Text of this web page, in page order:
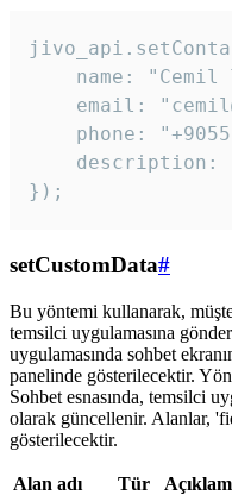
name: "Cemil
email:
phone:
description:
});
setCustomData#
Bu yöntemi kullanarak,
temsilci uygulamasına
uygulamasında sohbet
panelinde gösterilecektir.
Sohbet esnasında, temsilci
olarak güncellenir. Alanlar,
gösterilecektir.
Alan adı Tür